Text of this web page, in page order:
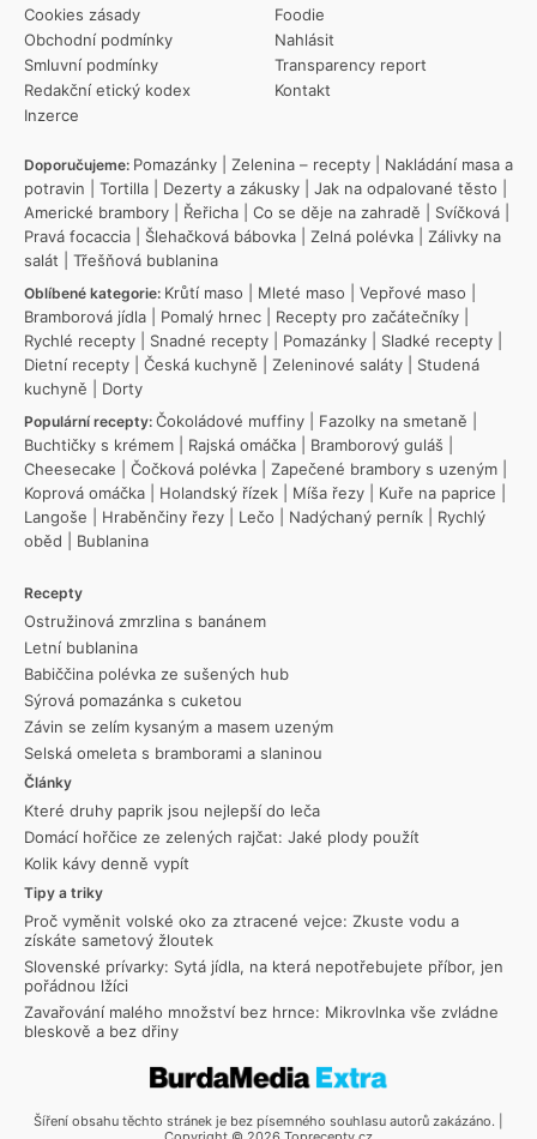
Cookies zásady
Obchodní podmínky
Smluvní podmínky
Redakční etický kodex
Inzerce
Foodie
Nahlásit
Transparency report
Kontakt
Doporučujeme: Pomazánky Zelenina – recepty
Nakládání masa a
potravin
Tortilla Dezerty a zákusky Jak na odpalované těsto
Americké brambory
Řeřicha Co se děje na zahradě Svíčková
Pravá focaccia
Šlehačková bábovka Zelná polévka
Zálivky na
salát
Třešňová bublanina
Oblíbené kategorie: Krůtí maso Mleté maso Vepřové maso
Bramborová jídla
Pomalý hrnec Recepty pro začátečníky
Rychlé recepty
Snadné recepty Pomazánky Sladké recepty
Dietní recepty
Česká kuchyně Zeleninové saláty
Studená
kuchyně
Dorty
Populární recepty: Čokoládové muffiny Fazolky na smetaně
Buchtičky s krémem
Rajská omáčka Bramborový guláš
Cheesecake
Čočková polévka Zapečené brambory s uzeným
Koprová omáčka
Holandský řízek Míša řezy Kuře na paprice
Langoše
Hraběnčiny řezy Lečo Nadýchaný perník
Rychlý
oběd
Bublanina
Recepty
Ostružinová zmrzlina s banánem
Letní bublanina
Babiččina polévka ze sušených hub
Sýrová pomazánka s cuketou
Závin se zelím kysaným a masem uzeným
Selská omeleta s bramborami a slaninou
Články
Které druhy paprik jsou nejlepší do leča
Domácí hořčice ze zelených rajčat: Jaké plody použít
Kolik kávy denně vypít
Tipy a triky
Proč vyměnit volské oko za ztracené vejce: Zkuste vodu a
získáte sametový žloutek
Slovenské prívarky: Sytá jídla, na která nepotřebujete příbor, jen
pořádnou lžíci
Zavařování malého množství bez hrnce: Mikrovlnka vše zvládne
bleskově a bez dřiny
Šíření obsahu těchto stránek je bez písemného souhlasu autorů zakázáno. |